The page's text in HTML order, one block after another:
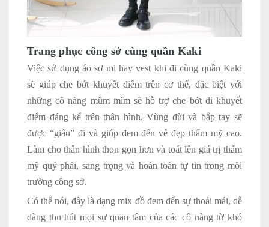
Trang phục công sở cùng quần Kaki
Việc sử dụng áo sơ mi hay vest khi đi cùng quần Kaki
sẽ giúp che bớt khuyết điểm trên cơ thể, đặc biệt với
những cô nàng mũm mĩm sẽ hỗ trợ che bớt đi khuyết
điểm đáng kể trên thân hình. Vùng đùi và bắp tay sẽ
được “giấu” đi và giúp đem đến vẻ đẹp thẩm mỹ cao.
Làm cho thân hình thon gọn hơn và toát lên giá trị thẩm
mỹ quý phái, sang trọng và hoàn toàn tự tin trong môi
trường công sở.
Có thể nói, đây là dạng mix đồ đem đến sự thoải mái, dễ
dàng thu hút mọi sự quan tâm của các cô nàng từ khó